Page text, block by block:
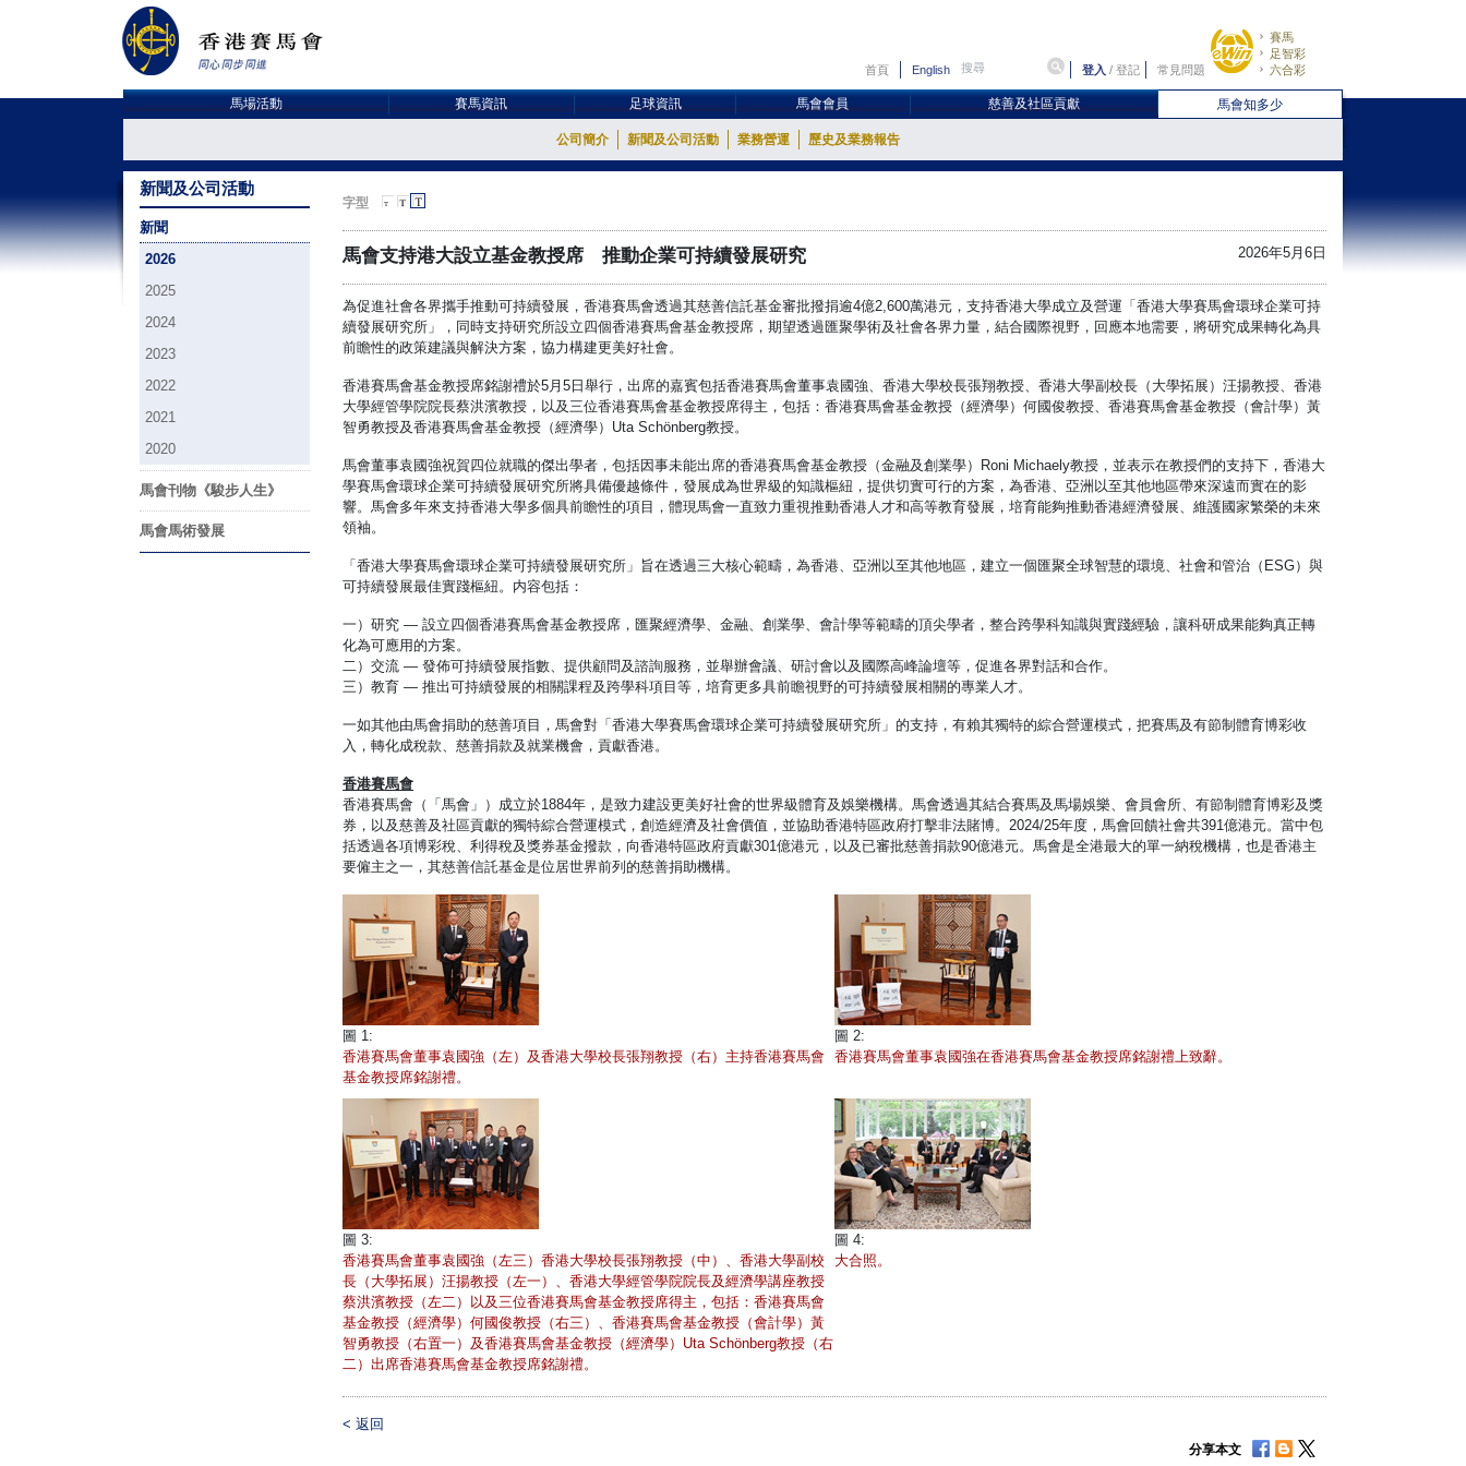
首頁 English 登入 / 登記 常見問題
賽馬
足智彩
六合彩
馬場活動 賽馬資訊 足球資訊 馬會會員 慈善及社區貢獻 馬會知多少
公司簡介 新聞及公司活動 業務營運 歷史及業務報告
新聞及公司活動
新聞
2026
2025
2024
2023
2022
2021
2020
馬會刊物《駿步人生》
馬會馬術發展
字型
馬會支持港大設立基金教授席 推動企業可持續發展研究 2026年5月6日
為促進社會各界攜手推動可持續發展，香港賽馬會透過其慈善信託基金審批撥捐逾4億2,600萬港元，支持香港大學成立及營運「香港大學賽馬會環球企業可持
續發展研究所」，同時支持研究所設立四個香港賽馬會基金教授席，期望透過匯聚學術及社會各界力量，結合國際視野，回應本地需要，將研究成果轉化為具
前瞻性的政策建議與解決方案，協力構建更美好社會。
香港賽馬會基金教授席銘謝禮於5月5日舉行，出席的嘉賓包括香港賽馬會董事袁國強、香港大學校長張翔教授、香港大學副校長（大學拓展）汪揚教授、香港
大學經管學院院長蔡洪濱教授，以及三位香港賽馬會基金教授席得主，包括：香港賽馬會基金教授（經濟學）何國俊教授、香港賽馬會基金教授（會計學）黃
智勇教授及香港賽馬會基金教授（經濟學）Uta Schönberg教授。
馬會董事袁國強祝賀四位就職的傑出學者，包括因事未能出席的香港賽馬會基金教授（金融及創業學）Roni Michaely教授，並表示在教授們的支持下，香港大
學賽馬會環球企業可持續發展研究所將具備優越條件，發展成為世界級的知識樞紐，提供切實可行的方案，為香港、亞洲以至其他地區帶來深遠而實在的影
響。馬會多年來支持香港大學多個具前瞻性的項目，體現馬會一直致力重視推動香港人才和高等教育發展，培育能夠推動香港經濟發展、維護國家繁榮的未來
領袖。
「香港大學賽馬會環球企業可持續發展研究所」旨在透過三大核心範疇，為香港、亞洲以至其他地區，建立一個匯聚全球智慧的環境、社會和管治（ESG）與
可持續發展最佳實踐樞紐。内容包括：
一）研究 — 設立四個香港賽馬會基金教授席，匯聚經濟學、金融、創業學、會計學等範疇的頂尖學者，整合跨學科知識與實踐經驗，讓科研成果能夠真正轉
化為可應用的方案。
二）交流 — 發佈可持續發展指數、提供顧問及諮詢服務，並舉辦會議、研討會以及國際高峰論壇等，促進各界對話和合作。
三）教育 — 推出可持續發展的相關課程及跨學科項目等，培育更多具前瞻視野的可持續發展相關的專業人才。
一如其他由馬會捐助的慈善項目，馬會對「香港大學賽馬會環球企業可持續發展研究所」的支持，有賴其獨特的綜合營運模式，把賽馬及有節制體育博彩收
入，轉化成稅款、慈善捐款及就業機會，貢獻香港。
香港賽馬會
香港賽馬會（「馬會」）成立於1884年，是致力建設更美好社會的世界級體育及娛樂機構。馬會透過其結合賽馬及馬場娛樂、會員會所、有節制體育博彩及獎
券，以及慈善及社區貢獻的獨特綜合營運模式，創造經濟及社會價值，並協助香港特區政府打擊非法賭博。2024/25年度，馬會回饋社會共391億港元。當中包
括透過各項博彩稅、利得稅及獎券基金撥款，向香港特區政府貢獻301億港元，以及已審批慈善捐款90億港元。馬會是全港最大的單一納稅機構，也是香港主
要僱主之一，其慈善信託基金是位居世界前列的慈善捐助機構。
圖 1:
香港賽馬會董事袁國強（左）及香港大學校長張翔教授（右）主持香港賽馬會
基金教授席銘謝禮。
圖 2:
香港賽馬會董事袁國強在香港賽馬會基金教授席銘謝禮上致辭。
圖 3:
香港賽馬會董事袁國強（左三）香港大學校長張翔教授（中）、香港大學副校
長（大學拓展）汪揚教授（左一）、香港大學經管學院院長及經濟學講座教授
蔡洪濱教授（左二）以及三位香港賽馬會基金教授席得主，包括：香港賽馬會
基金教授（經濟學）何國俊教授（右三）、香港賽馬會基金教授（會計學）黃
智勇教授（右置一）及香港賽馬會基金教授（經濟學）Uta Schönberg教授（右
二）出席香港賽馬會基金教授席銘謝禮。
圖 4:
大合照。
<返回
分享本文